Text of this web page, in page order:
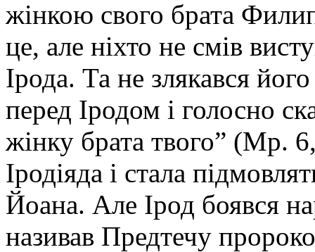
жінкою свого брата
це, але ніхто не смів
Ірода. Та не злякався
перед Іродом і голосно
жінку брата твого” (Мр.
Іродіяда і стала
Йоана. Але Ірод боявся
називав Предтечу